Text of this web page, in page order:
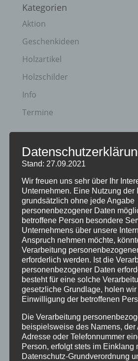
Kategorien
Aktion
Geschenkideen
Holzartikel
Holzschilder
Info
Termine
April 2023
Juli 2020
März 2018
Dezember 2017
März 2017
November 2016
August 2016
Juli 2016
Juni 2016
Mai 2016
März 2016
Stand: 27.09.2021
Wir freuen uns sehr über Ihr
Unternehmen. Eine Nutzung der
grundsätzlich ohne jede Angabe
personenbezogener Daten
betroffene Person besondere
Unternehmens über unsere
Anspruch nehmen möchte,
Verarbeitung
erforderlich werden. Ist die
personenbezogener Daten
besteht für eine solche
gesetzliche Grundlage, holen
Einwilligung der betroffenen
Die Verarbeitung
beispielsweise des Namens, der
Adresse oder Telefonnummer
Person, erfolgt stets im Einklang
Datenschutz-Grundverordnung